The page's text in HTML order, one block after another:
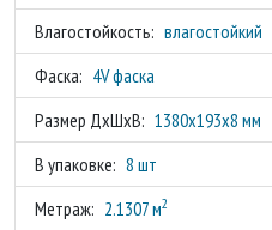
Влагостойкость: влагостойкий
Фаска: 4V фаска
Размер ДхШхВ: 1380x193x8 мм
В упаковке: 8 шт
Метраж: 2.1307 м2